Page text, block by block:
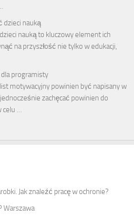
dzieci nauką
nauką to kluczowy element ich
na przyszłość nie tylko w edukacji,
programisty
motywacyjny powinien być napisany w
zachęcać powinien do
celu …
Jak znaleźć pracę w ochronie?
Warszawa